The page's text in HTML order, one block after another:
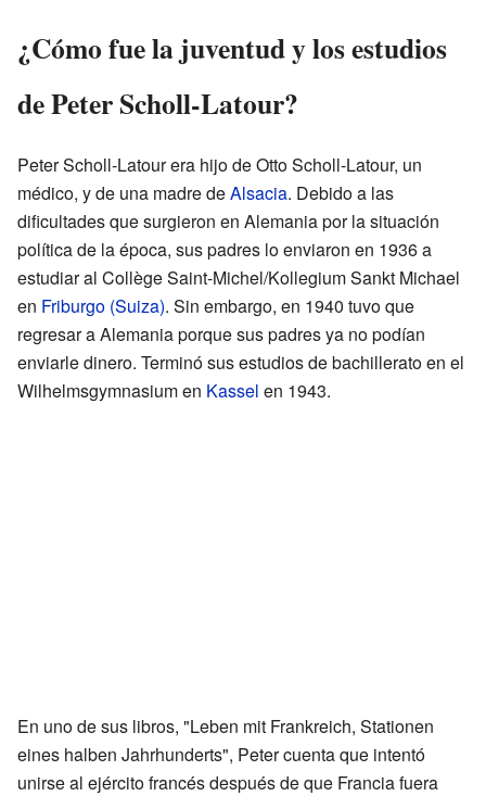
¿Cómo fue la juventud y los estudios
de Peter Scholl-Latour?
Peter Scholl-Latour era hijo de Otto Scholl-Latour, un
médico, y de una madre deAlsacia. Debido a las
dificultades que surgieron en Alemania por la situación
política de la época, sus padres lo enviaron en 1936 a
estudiar al Collège Saint-Michel/Kollegium Sankt Michael
en Friburgo (Suiza). Sin embargo, en 1940 tuvo que
regresar a Alemania porque sus padres ya no podían
enviarle dinero. Terminó sus estudios de bachillerato en el
Wilhelmsgymnasium en Kassel en 1943.
En uno de sus libros, "Leben mit Frankreich, Stationen
eines halben Jahrhunderts", Peter cuenta que intentó
unirse al ejército francés después de que Francia fuera